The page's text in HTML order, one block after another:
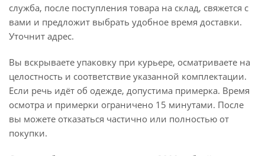
служба, после поступления товара на склад, свяжется с
вами и предложит выбрать удобное время доставки.
Уточнит адрес.
Вы вскрываете упаковку при курьере, осматриваете на
целостность и соответствие указанной комплектации.
Если речь идёт об одежде, допустима примерка. Время
осмотра и примерки ограничено 15 минутами. После
вы можете отказаться частично или полностью от
покупки.